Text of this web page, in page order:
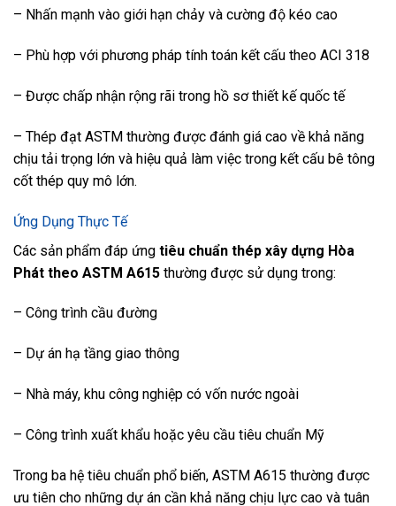
– Nhấn mạnh vào giới hạn chảy và cường độ kéo cao
– Phù hợp với phương pháp tính toán kết cấu theo ACI 318
– Được chấp nhận rộng rãi trong hồ sơ thiết kế quốc tế
– Thép đạt ASTM thường được đánh giá cao về khả năng
chịu tải trọng lớn và hiệu quả làm việc trong kết cấu bê tông
cốt thép quy mô lớn.
Ứng Dụng Thực Tế
Các sản phẩm đáp ứng tiêu chuẩn thép xây dựng Hòa
Phát theo ASTM A615 thường được sử dụng trong:
– Công trình cầu đường
– Dự án hạ tầng giao thông
– Nhà máy, khu công nghiệp có vốn nước ngoài
– Công trình xuất khẩu hoặc yêu cầu tiêu chuẩn Mỹ
Trong ba hệ tiêu chuẩn phổ biến, ASTM A615 thường được
ưu tiên cho những dự án cần khả năng chịu lực cao và tuân